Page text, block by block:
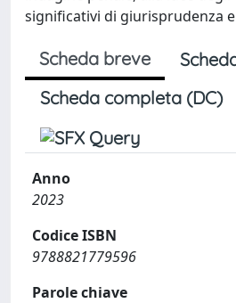
significativi di giurisprudenza
Scheda breve
Scheda completa (DC)
Anno
2023
Codice ISBN
9788821779596
Parole chiave